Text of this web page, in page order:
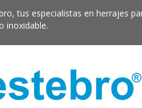
tus especialistas en herrajes
inoxidable.